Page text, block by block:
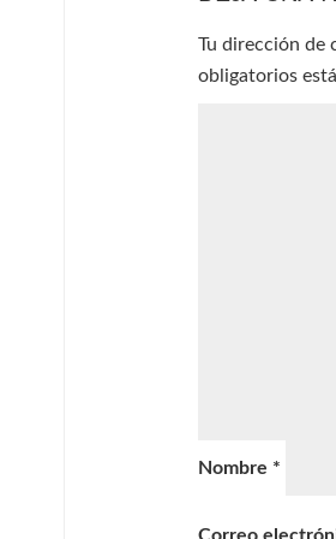
Tu dirección de
obligatorios
Nombre *